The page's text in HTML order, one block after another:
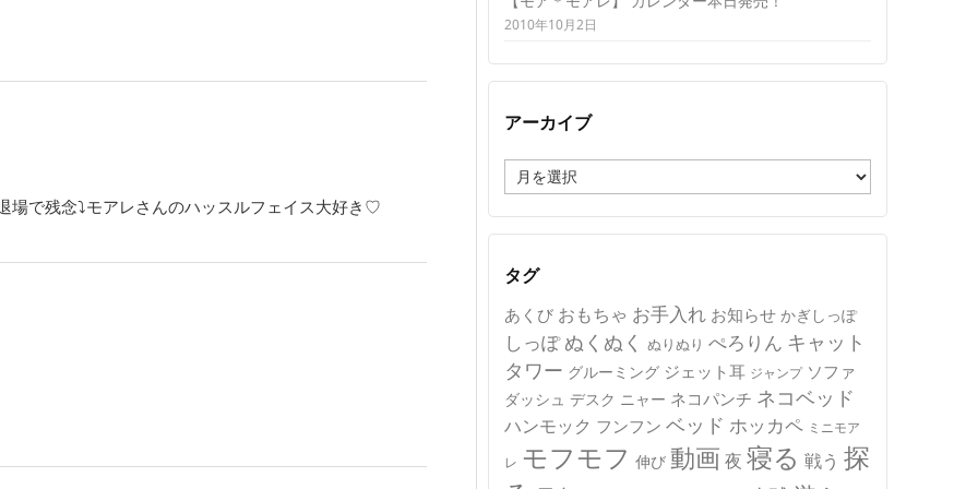
で残念⤵︎モアレさんのハッスルフェイス大好き♡
2010年10月2日
アーカイブ
ー
カ
イ
タグ
あくび おもちゃ お手入れ お知らせ かぎしっぽ
しっぽ ぬくぬく ぬりぬり ぺろりん キャット
タワー グルーミング ジェット耳 ジャンプ ソファ
ダッシュ デスク ニャー ネコパンチ ネコベッド
ハンモック フンフン ベッド ホッカペ ミニモア
レ モフモフ 伸び 動画 夜 寝る 戦う 探